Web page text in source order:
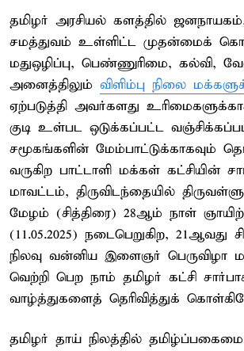
தமிழர் அரசியல் களத்தில்
சமத்துவம் உள்ளிட்ட முதன்மைக்
மதுஒழிப்பு, பெண்ணுரிமை, கல்வி,
அனைத்திலும் விளிம்பு நிலை
ஏற்படுத்தி அவர்களது
குடி உள்பட ஒடுக்கப்பட்ட
சமூகங்களின் மேம்பாட்டுக்காகவும்
வருகிற பாட்டாளி மக்கள் கட்சியின்
மாவட்டம், திருவிடந்தையில்
மேழம் (சித்திரை) 28ஆம் நாள்
(11.05.2025) நடைபெறுகிற, 21ஆவது
நிலவு வன்னிய இளைஞர் பெருவிழா
வெற்றி பெற நாம் தமிழர் கட்சி
வாழ்த்துகளைத் தெரிவித்துக்
தமிழர் தாய் நிலத்தில்